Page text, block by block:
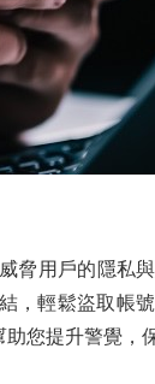
脅用戶的隱私
，輕鬆盜取帳
您提升警覺，